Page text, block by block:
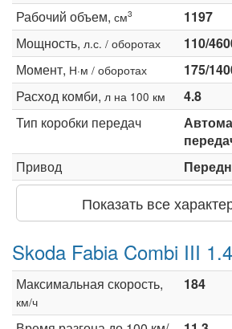
Рабочий объем, см3
1197
Мощность, л.с. / оборотах
110/
Момент, Н·м / оборотах
175/
Расход комби, л на 100 км
4.8
Тип коробки передач
Привод
Показать все
Skoda Fabia Combi III
Максимальная скорость,
км/ч
184